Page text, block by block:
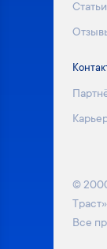
Статьи
©
Все